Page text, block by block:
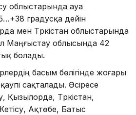
облыстарында ауа
градусқа дейін
мен Түркістан облыстарында
Маңғыстау облысында 42
болады.
басым бөлігінде жоғары
сақталады. Әсіресе
Қызылорда, Түркістан,
Ақтөбе, Батыс